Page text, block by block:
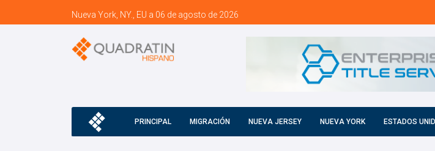
Nueva York, NY., EU a 06 de agosto de 2026
PRINCIPAL MIGRACIÓN NUEVA JERSEY NUEVA YORK ESTADOS